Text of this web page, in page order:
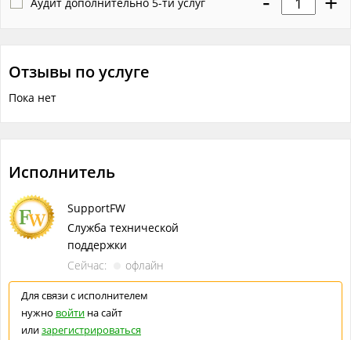
Отзывы по услуге
Пока нет
Исполнитель
SupportFW
Служба технической
поддержки
Сейчас:
офлайн
Для связи с исполнителем
нужно войти на сайт
илизарегистрироваться